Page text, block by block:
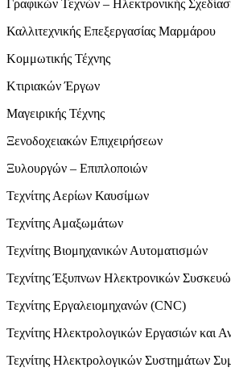
Γραφικών Τεχνών – Ηλεκτρονικής
Καλλιτεχνικής Επεξεργασίας Μαρμάρου
Κομμωτικής Τέχνης
Κτιριακών Έργων
Μαγειρικής Τέχνης
Ξενοδοχειακών Επιχειρήσεων
Ξυλουργών – Επιπλοποιών
Τεχνίτης Αερίων Καυσίμων
Τεχνίτης Αμαξωμάτων
Τεχνίτης Βιομηχανικών Αυτοματισμών
Τεχνίτης Έξυπνων Ηλεκτρονικών
Τεχνίτης Εργαλειομηχανών (CNC)
Τεχνίτης Ηλεκτρολογικών Εργασιών και
Τεχνίτης Ηλεκτρολογικών Συστημάτων